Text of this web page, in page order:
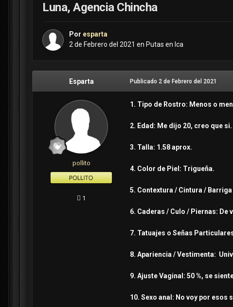
Luna, Agencia Chincha
Por esparta
2 de Febrero del 2021 en Putas en Ica
Esparta
pollito
1
Publicado 2 de Febrero del 2021
1. Tipo de Rostro: Menos o
2. Edad: Me dijo 20, creo que si.
3. Talla: 1.58 aprox.
4. Color de Piel: Trigueña.
5. Contextura / Cintura /
6. Caderas / Culo / Piernas: De
7. Tatuajes o Señas
8. Apariencia / Vestimenta:
9. Ajuste Vaginal: 50 %, se
10. Sexo anal: No voy por esos